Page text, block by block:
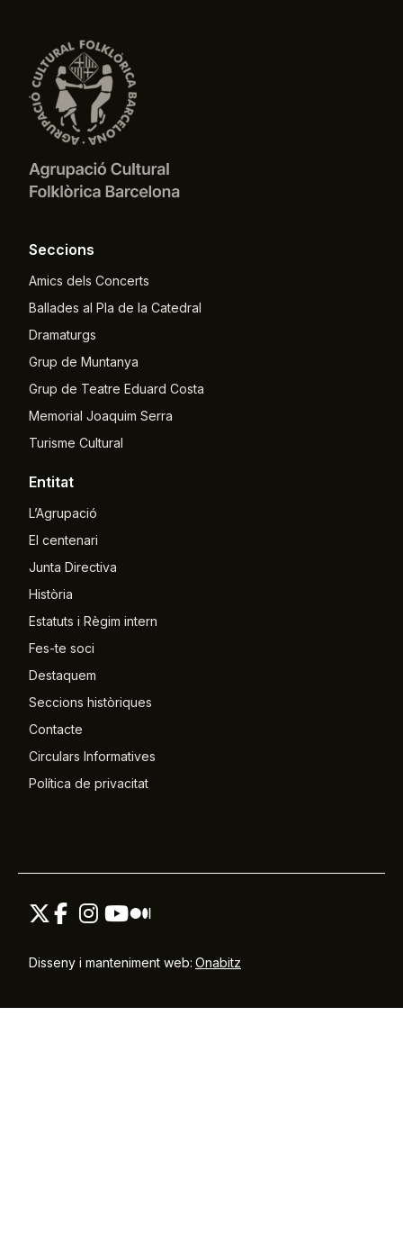
Seccions
Amics dels Concerts
Ballades al Pla de la Catedral
Dramaturgs
Grup de Muntanya
Grup de Teatre Eduard Costa
Memorial Joaquim Serra
Turisme Cultural
Entitat
L’Agrupació
El centenari
Junta Directiva
Història
Estatuts i Règim intern
Fes-te soci
Destaquem
Seccions històriques
Contacte
Circulars Informatives
Política de privacitat
Disseny i manteniment web: Onabitz